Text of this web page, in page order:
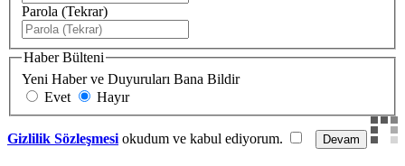
Parola (Tekrar)
Haber Bülteni
Yeni Haber ve Duyuruları Bana Bildir
Evet
Hayır
Gizlilik Sözleşmesi okudum ve kabul ediyorum.